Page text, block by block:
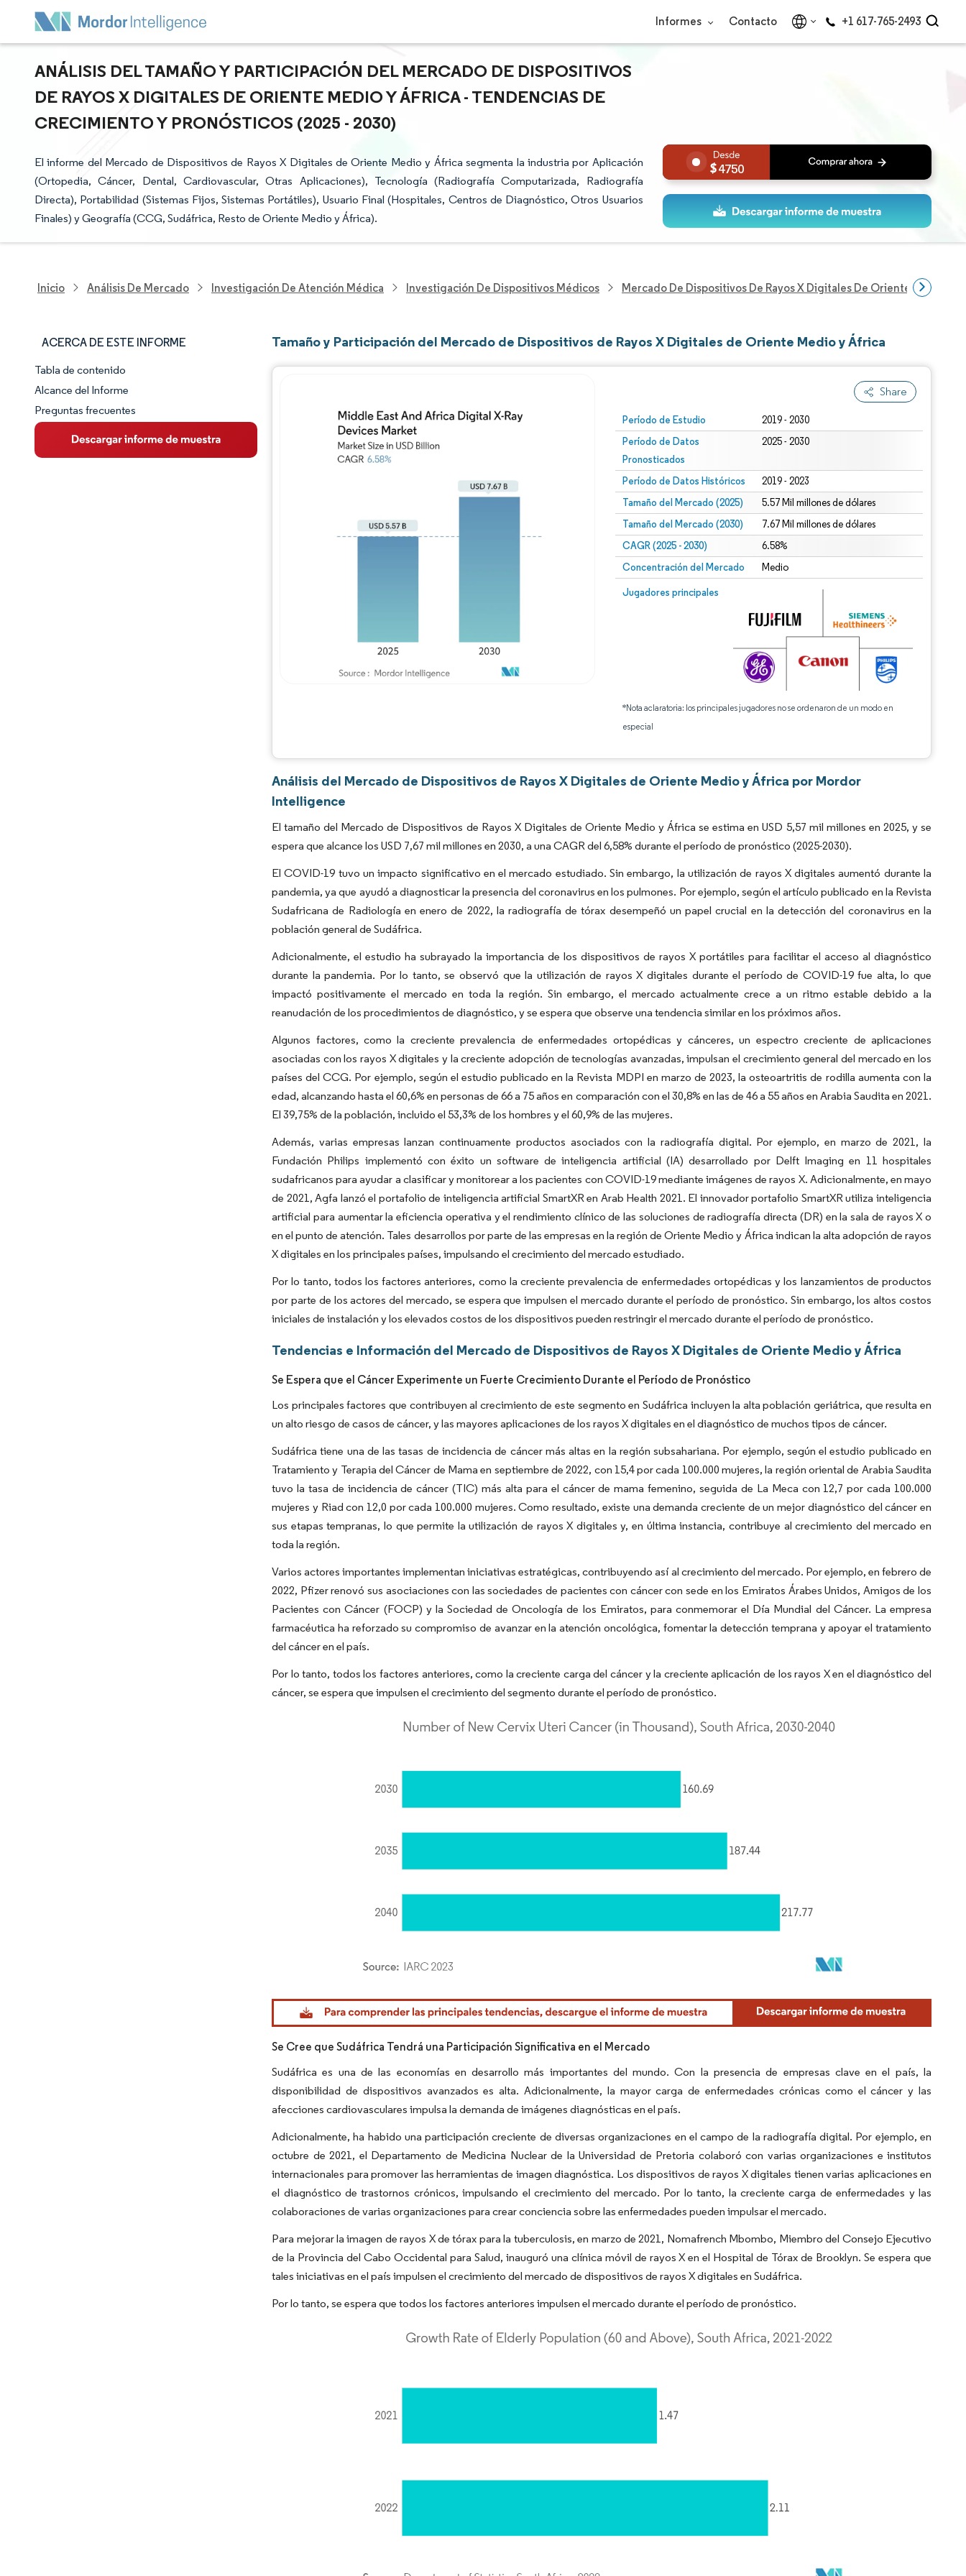
Informes Contacto +1 617-765-2493
ANÁLISIS DEL TAMAÑO Y PARTICIPACIÓN DEL MERCADO DE DISPOSITIVOS
DE RAYOS X DIGITALES DE ORIENTE MEDIO Y ÁFRICA - TENDENCIAS DE
CRECIMIENTO Y PRONÓSTICOS (2025 - 2030)
El informe del Mercado de Dispositivos de Rayos X Digitales de Oriente Medio y África segmenta la industria por Aplicación
(Ortopedia, Cáncer, Dental, Cardiovascular, Otras Aplicaciones), Tecnología (Radiografía Computarizada, Radiografía
Directa), Portabilidad (Sistemas Fijos, Sistemas Portátiles), Usuario Final (Hospitales, Centros de Diagnóstico, Otros Usuarios
Finales) y Geografía (CCG, Sudáfrica, Resto de Oriente Medio y África).
4750
Inicio Análisis De Mercado Investigación De Atención Médica Investigación De Dispositivos Médicos Mercado De Dispositivos De Rayos X Digitales De Oriente Medio Y
ACERCA DE ESTE INFORME
Panorama del Mercado
Visión General del Mercado
Tendencias Principales del Mercado
Tabla de contenido
Alcance del Informe
Preguntas frecuentes
Tamaño y Participación del Mercado de Dispositivos de Rayos X Digitales de Oriente Medio y África
Share
Período de Estudio 2019 - 2030
Período de Datos
Pronosticados
2025 - 2030
Período de Datos Históricos 2019 - 2023
Tamaño del Mercado (2025) 5.57 Mil millones de dólares
Tamaño del Mercado (2030) 7.67 Mil millones de dólares
CAGR (2025 - 2030) 6.58%
Concentración del Mercado Medio
Jugadores principales
*Nota aclaratoria: los principales jugadores no se ordenaron de un modo en
especial
Análisis del Mercado de Dispositivos de Rayos X Digitales de Oriente Medio y África por Mordor
Intelligence
El tamaño del Mercado de Dispositivos de Rayos X Digitales de Oriente Medio y África se estima en USD 5,57 mil millones en 2025, y se
espera que alcance los USD 7,67 mil millones en 2030, a una CAGR del 6,58% durante el período de pronóstico (2025-2030).
El COVID-19 tuvo un impacto significativo en el mercado estudiado. Sin embargo, la utilización de rayos X digitales aumentó durante la
pandemia, ya que ayudó a diagnosticar la presencia del coronavirus en los pulmones. Por ejemplo, según el artículo publicado en la Revista
Sudafricana de Radiología en enero de 2022, la radiografía de tórax desempeñó un papel crucial en la detección del coronavirus en la
población general de Sudáfrica.
Adicionalmente, el estudio ha subrayado la importancia de los dispositivos de rayos X portátiles para facilitar el acceso al diagnóstico
durante la pandemia. Por lo tanto, se observó que la utilización de rayos X digitales durante el período de COVID-19 fue alta, lo que
impactó positivamente el mercado en toda la región. Sin embargo, el mercado actualmente crece a un ritmo estable debido a la
reanudación de los procedimientos de diagnóstico, y se espera que observe una tendencia similar en los próximos años.
Algunos factores, como la creciente prevalencia de enfermedades ortopédicas y cánceres, un espectro creciente de aplicaciones
asociadas con los rayos X digitales y la creciente adopción de tecnologías avanzadas, impulsan el crecimiento general del mercado en los
países del CCG. Por ejemplo, según el estudio publicado en la Revista MDPI en marzo de 2023, la osteoartritis de rodilla aumenta con la
edad, alcanzando hasta el 60,6% en personas de 66 a 75 años en comparación con el 30,8% en las de 46 a 55 años en Arabia Saudita en 2021.
El 39,75% de la población, incluido el 53,3% de los hombres y el 60,9% de las mujeres.
Además, varias empresas lanzan continuamente productos asociados con la radiografía digital. Por ejemplo, en marzo de 2021, la
Fundación Philips implementó con éxito un software de inteligencia artificial (IA) desarrollado por Delft Imaging en 11 hospitales
sudafricanos para ayudar a clasificar y monitorear a los pacientes con COVID-19 mediante imágenes de rayos X. Adicionalmente, en mayo
de 2021, Agfa lanzó el portafolio de inteligencia artificial SmartXR en Arab Health 2021. El innovador portafolio SmartXR utiliza inteligencia
artificial para aumentar la eficiencia operativa y el rendimiento clínico de las soluciones de radiografía directa (DR) en la sala de rayos X o
en el punto de atención. Tales desarrollos por parte de las empresas en la región de Oriente Medio y África indican la alta adopción de rayos
X digitales en los principales países, impulsando el crecimiento del mercado estudiado.
Por lo tanto, todos los factores anteriores, como la creciente prevalencia de enfermedades ortopédicas y los lanzamientos de productos
por parte de los actores del mercado, se espera que impulsen el mercado durante el período de pronóstico. Sin embargo, los altos costos
iniciales de instalación y los elevados costos de los dispositivos pueden restringir el mercado durante el período de pronóstico.
Tendencias e Información del Mercado de Dispositivos de Rayos X Digitales de Oriente Medio y África
Se Espera que el Cáncer Experimente un Fuerte Crecimiento Durante el Período de Pronóstico
Los principales factores que contribuyen al crecimiento de este segmento en Sudáfrica incluyen la alta población geriátrica, que resulta en
un alto riesgo de casos de cáncer, y las mayores aplicaciones de los rayos X digitales en el diagnóstico de muchos tipos de cáncer.
Sudáfrica tiene una de las tasas de incidencia de cáncer más altas en la región subsahariana. Por ejemplo, según el estudio publicado en
Tratamiento y Terapia del Cáncer de Mama en septiembre de 2022, con 15,4 por cada 100.000 mujeres, la región oriental de Arabia Saudita
tuvo la tasa de incidencia de cáncer (TIC) más alta para el cáncer de mama femenino, seguida de La Meca con 12,7 por cada 100.000
mujeres y Riad con 12,0 por cada 100.000 mujeres. Como resultado, existe una demanda creciente de un mejor diagnóstico del cáncer en
sus etapas tempranas, lo que permite la utilización de rayos X digitales y, en última instancia, contribuye al crecimiento del mercado en
toda la región.
Varios actores importantes implementan iniciativas estratégicas, contribuyendo así al crecimiento del mercado. Por ejemplo, en febrero de
2022, Pfizer renovó sus asociaciones con las sociedades de pacientes con cáncer con sede en los Emiratos Árabes Unidos, Amigos de los
Pacientes con Cáncer (FOCP) y la Sociedad de Oncología de los Emiratos, para conmemorar el Día Mundial del Cáncer. La empresa
farmacéutica ha reforzado su compromiso de avanzar en la atención oncológica, fomentar la detección temprana y apoyar el tratamiento
del cáncer en el país.
Por lo tanto, todos los factores anteriores, como la creciente carga del cáncer y la creciente aplicación de los rayos X en el diagnóstico del
cáncer, se espera que impulsen el crecimiento del segmento durante el período de pronóstico.
Imagen © Mordor Intelligence. El uso requiere atribución según CC BY 4.0.
Se Cree que Sudáfrica Tendrá una Participación Significativa en el Mercado
Sudáfrica es una de las economías en desarrollo más importantes del mundo. Con la presencia de empresas clave en el país, la
disponibilidad de dispositivos avanzados es alta. Adicionalmente, la mayor carga de enfermedades crónicas como el cáncer y las
afecciones cardiovasculares impulsa la demanda de imágenes diagnósticas en el país.
Adicionalmente, ha habido una participación creciente de diversas organizaciones en el campo de la radiografía digital. Por ejemplo, en
octubre de 2021, el Departamento de Medicina Nuclear de la Universidad de Pretoria colaboró con varias organizaciones e institutos
internacionales para promover las herramientas de imagen diagnóstica. Los dispositivos de rayos X digitales tienen varias aplicaciones en
el diagnóstico de trastornos crónicos, impulsando el crecimiento del mercado. Por lo tanto, la creciente carga de enfermedades y las
colaboraciones de varias organizaciones para crear conciencia sobre las enfermedades pueden impulsar el mercado.
Para mejorar la imagen de rayos X de tórax para la tuberculosis, en marzo de 2021, Nomafrench Mbombo, Miembro del Consejo Ejecutivo
de la Provincia del Cabo Occidental para Salud, inauguró una clínica móvil de rayos X en el Hospital de Tórax de Brooklyn. Se espera que
tales iniciativas en el país impulsen el crecimiento del mercado de dispositivos de rayos X digitales en Sudáfrica.
Por lo tanto, se espera que todos los factores anteriores impulsen el mercado durante el período de pronóstico.